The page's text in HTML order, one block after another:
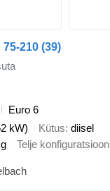
210 (39)
Euro 6
kW) Kütus diisel
Telje konfiguratsioon